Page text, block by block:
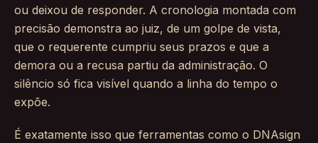
ou deixou de responder. A cronologia montada com
precisão demonstra ao juiz, de um golpe de vista,
que o requerente cumpriu seus prazos e que a
demora ou a recusa partiu da administração. O
silêncio só fica visível quando a linha do tempo o
expõe.
É exatamente isso que ferramentas como o DNAsign